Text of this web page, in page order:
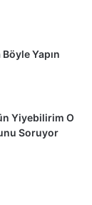
Yapın
Yiyebilirim O
Soruyor